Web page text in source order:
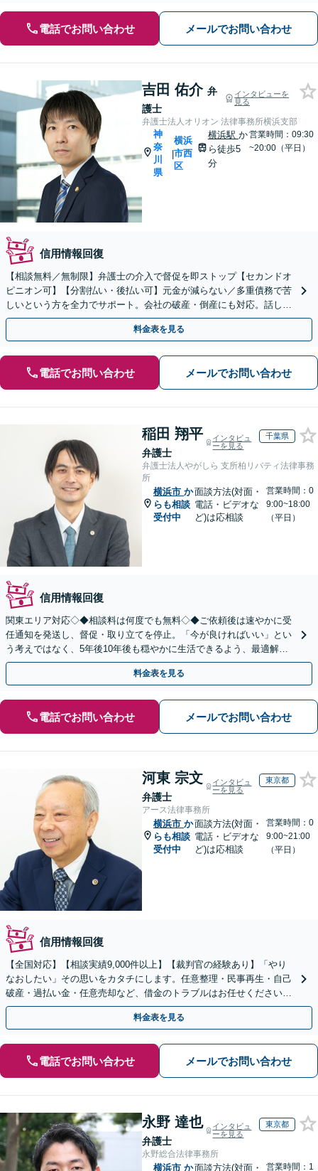
電話でお問い合わせ メールでお問い合わせ
吉田 佑介 弁
護士
インタビューを
見る
弁護士法人オリオン 法律事務所横浜支部
神
奈
川
県
|
横浜
市西
区
横浜駅 か
ら徒歩5
分
営業時間：09:30
~20:00（平日）
信用情報回復
【相談無料／無制限】弁護士の介入で督促を即ストップ【セカンドオ
ピニオン可】【分割払い・後払い可】元金が減らない／多重債務で苦
しいという方を全力でサポート。会社の破産・倒産にも対応。話しや
すさを大切にしています【横浜駅8分】
料金表を見る
電話でお問い合わせ メールでお問い合わせ
稲田 翔平
弁護士
インタビュ
ーを見る
千葉県
弁護士法人やがしら 支所柏リバティ法律事務
所
横浜市 か
らも相談
受付中
面談方法(対面・
電話・ビデオな
ど)は応相談
営業時間：0
9:00~18:00
（平日）
信用情報回復
関東エリア対応◇◆相談料は何度でも無料◇◆ご依頼後は速やかに受
任通知を発送し、督促・取り立てを停止。「今が良ければいい」とい
う考えではなく、5年後10年後も穏やかに生活できるよう、最適解を
ご提案。借金問題は一人で抱え込まずご相談ください。
料金表を見る
電話でお問い合わせ メールでお問い合わせ
河東 宗文
弁護士
インタビュ
ーを見る
東京都
アース法律事務所
横浜市 か
らも相談
受付中
面談方法(対面・
電話・ビデオな
ど)は応相談
営業時間：0
9:00~21:00
（平日）
信用情報回復
【全国対応】【相談実績9,000件以上】【裁判官の経験あり】「やり
なおしたい」その思いをカタチにします。任意整理・民事再生・自己
破産・過払い金・任意売却など、借金のトラブルはお任せください。
【初回相談無料】【全国対応可能】
料金表を見る
電話でお問い合わせ メールでお問い合わせ
永野 達也
弁護士
インタビュ
ーを見る
東京都
永野総合法律事務所
横浜市 か面談方法(対面・ 営業時間：1